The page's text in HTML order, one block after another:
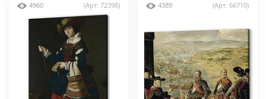
4960 (Арт: 72398) 4389 (Арт: 66710)